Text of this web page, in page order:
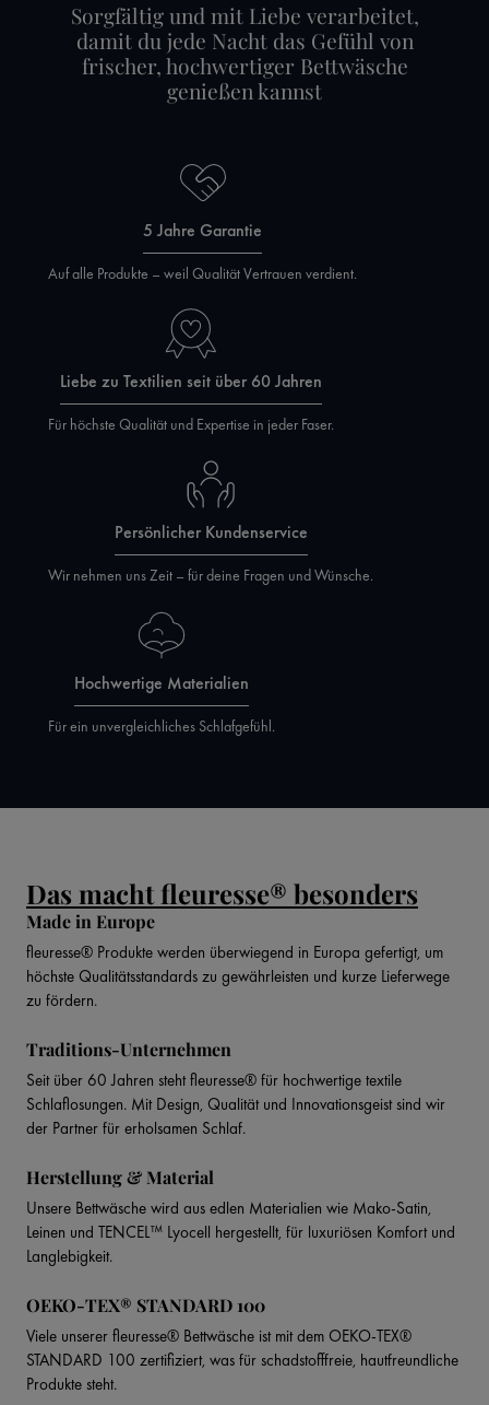
Sorgfältig und mit Liebe verarbeitet,
damit du jede Nacht das Gefühl von
frischer, hochwertiger Bettwäsche
genießen kannst
5 Jahre Garantie
Auf alle Produkte – weil Qualität Vertrauen verdient.
Liebe zu Textilien seit über 60 Jahren
Für höchste Qualität und Expertise in jeder Faser.
Persönlicher Kundenservice
Wir nehmen uns Zeit – für deine Fragen und Wünsche.
Hochwertige Materialien
Für ein unvergleichliches Schlafgefühl.
Das macht fleuresse® besonders
Made in Europe
fleuresse® Produkte werden überwiegend in Europa gefertigt, um
höchste Qualitätsstandards zu gewährleisten und kurze Lieferwege
zu fördern.
Traditions-Unternehmen
Seit über 60 Jahren steht fleuresse® für hochwertige textile
Schlaflosungen. Mit Design, Qualität und Innovationsgeist sind wir
der Partner für erholsamen Schlaf.
Herstellung & Material
Unsere Bettwäsche wird aus edlen Materialien wie Mako-Satin,
Leinen und TENCEL™ Lyocell hergestellt, für luxuriösen Komfort und
Langlebigkeit.
OEKO-TEX® STANDARD 100
Viele unserer fleuresse® Bettwäsche ist mit dem OEKO-TEX®
STANDARD 100 zertifiziert, was für schadstofffreie, hautfreundliche
Produkte steht.